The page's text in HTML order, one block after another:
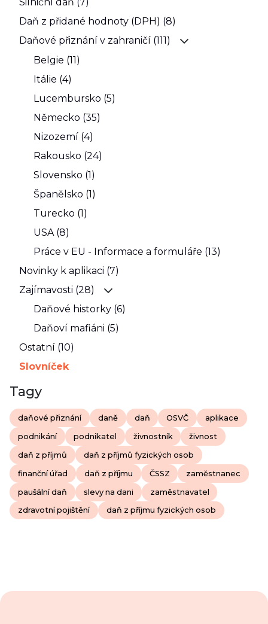
Daň z přidané hodnoty (DPH) (8)
Daňové přiznání v zahraničí (111)
Belgie (11)
Itálie (4)
Lucembursko (5)
Německo (35)
Nizozemí (4)
Rakousko (24)
Slovensko (1)
Španělsko (1)
Turecko (1)
USA (8)
Práce v EU - Informace a formuláře (13)
Novinky k aplikaci (7)
Zajímavosti (28)
Daňové historky (6)
Daňoví mafiáni (5)
Ostatní (10)
Slovníček
Tagy
daňové přiznání daně daň OSVČ aplikace
podnikání podnikatel živnostník živnost
daň z příjmů daň z příjmů fyzických osob
finanční úřad daň z příjmu ČSSZ zaměstnanec
paušální daň slevy na dani zaměstnavatel
zdravotní pojištění daň z příjmu fyzických osob